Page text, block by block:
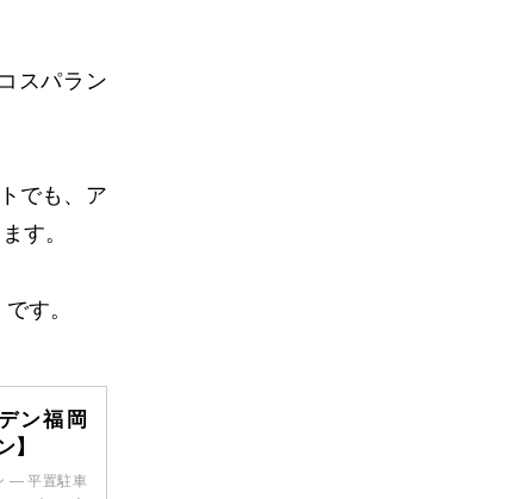
スパラン
でも、ア
す。
です。
ン福岡
】
— 平置駐車